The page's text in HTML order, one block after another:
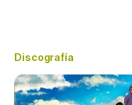
Discografía